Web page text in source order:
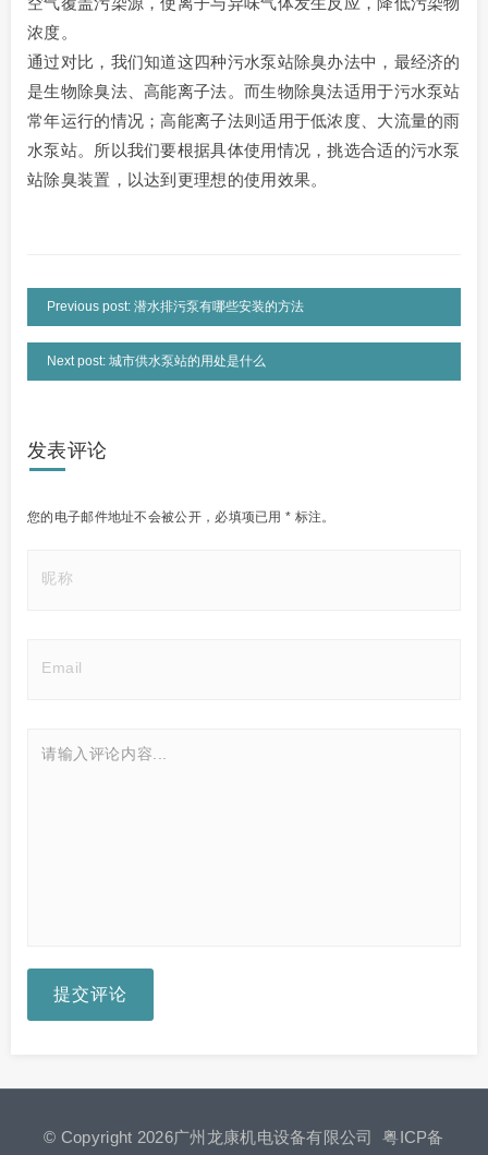
浓度。
通过对比，我们知道这四种污水泵站除臭办法中，最经济的
是生物除臭法、高能离子法。而生物除臭法适用于污水泵站
常年运行的情况；高能离子法则适用于低浓度、大流量的雨
水泵站。所以我们要根据具体使用情况，挑选合适的污水泵
站除臭装置，以达到更理想的使用效果。
Previous post: 潜水排污泵有哪些安装的方法
Next post: 城市供水泵站的用处是什么
发表评论
您的电子邮件地址不会被公开， 必填项已用* 标注。
提交评论
© Copyright 2026广州龙康机电设备有限公司粤ICP备